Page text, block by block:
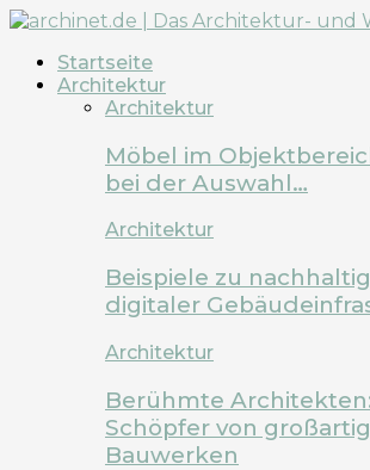
Startseite
Architektur
Architektur
Möbel im
bei der Auswahl…
Architektur
Beispiele zu
digitaler
Architektur
Berühmte
Schöpfer von
Bauwerken